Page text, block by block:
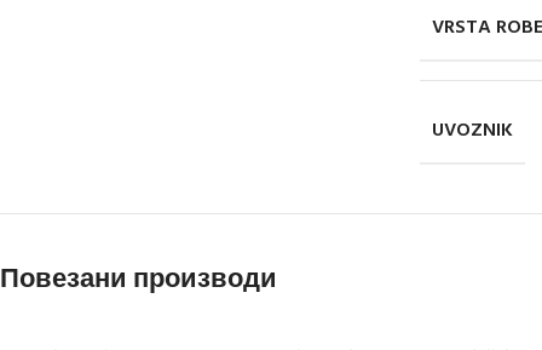
VRSTA ROBE
UVOZNIK
Повезани производи